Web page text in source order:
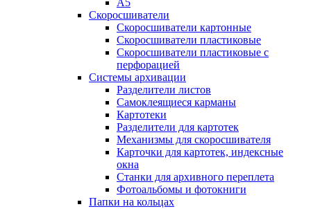
А5
Скоросшиватели
Скоросшиватели картонные
Скоросшиватели пластиковые
Скоросшиватели пластиковые с
перфорацией
Системы архивации
Разделители листов
Самоклеящиеся карманы
Картотеки
Разделители для картотек
Механизмы для скоросшивателя
Карточки для картотек, индексные
окна
Станки для архивного переплета
Фотоальбомы и фотокниги
Папки на кольцах